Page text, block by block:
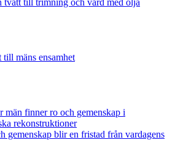
mäns ensamhet
män finner ro och gemenskap i
rekonstruktioner
gemenskap blir en fristad från vardagens